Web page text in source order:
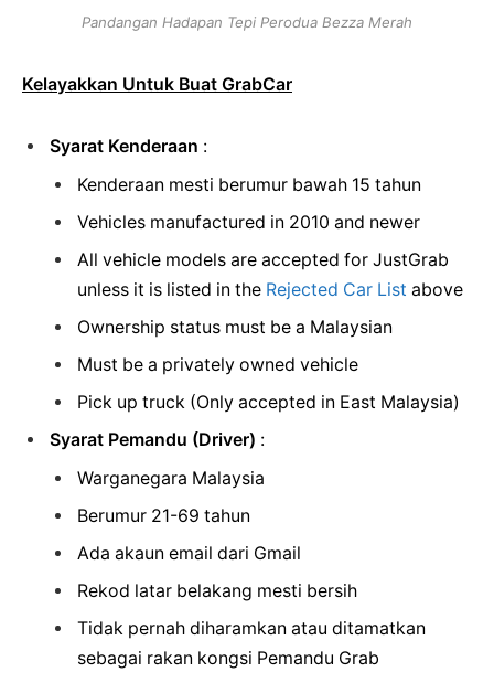
Pandangan Hadapan Tepi Perodua Bezza Merah
Kelayakkan Untuk Buat GrabCar
Syarat Kenderaan :
Kenderaan mesti berumur bawah 15 tahun
Vehicles manufactured in 2010 and newer
All vehicle models are accepted for JustGrab
unless it is listed in the Rejected Car List above
Ownership status must be a Malaysian
Must be a privately owned vehicle
Pick up truck (Only accepted in East Malaysia)
Syarat Pemandu (Driver) :
Warganegara Malaysia
Berumur 21-69 tahun
Ada akaun email dari Gmail
Rekod latar belakang mesti bersih
Tidak pernah diharamkan atau ditamatkan
sebagai rakan kongsi Pemandu Grab